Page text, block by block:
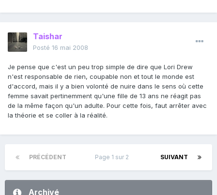
Taishar
Posté 16 mai 2008
Je pense que c'est un peu trop simple de dire que Lori Drew
n'est responsable de rien, coupable non et tout le monde est
d'accord, mais il y a bien volonté de nuire dans le sens où cette
femme savait pertinemment qu'une fille de 13 ans ne réagit pas
de la même façon qu'un adulte. Pour cette fois, faut arrêter avec
la théorie et se coller à la réalité.
PRÉCÉDENT SUIVANT
Page 1 sur 2
Archivé